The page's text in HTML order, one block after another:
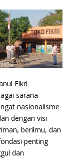
Fikri
sarana
nasionalisme
dengan visi
berilmu, dan
penting
dan